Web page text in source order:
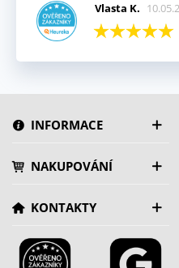
Vlasta K.
INFORMACE
NAKUPOVÁNÍ
KONTAKTY